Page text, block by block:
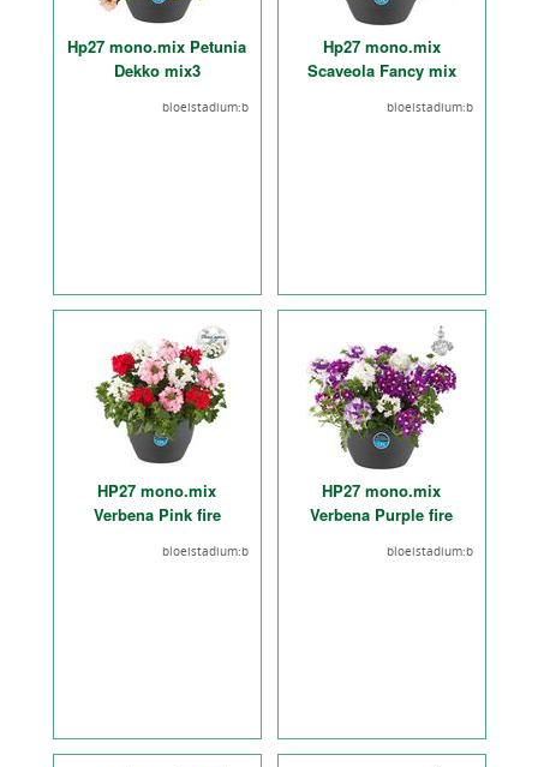
Hp27 mono.mix Petunia
Dekko mix3
bloeistadium:b
Hp27 mono.mix
Scaveola Fancy mix
bloeistadium:b
HP27 mono.mix
Verbena Pink fire
bloeistadium:b
HP27 mono.mix
Verbena Purple fire
bloeistadium:b